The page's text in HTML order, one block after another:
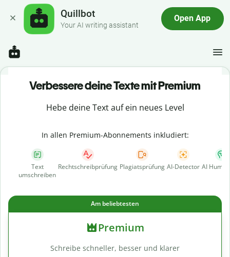
Quillbot
Your AI writing assistant
Open App
Verbessere deine Texte mit Premium
Hebe deine Text auf ein neues Level
In allen Premium-Abonnements inkludiert:
Text
umschreiben
Rechtschreibprüfung Plagiatsprüfung AI-Detector AI
Am beliebtesten
Premium
Schreibe schneller, besser und klarer